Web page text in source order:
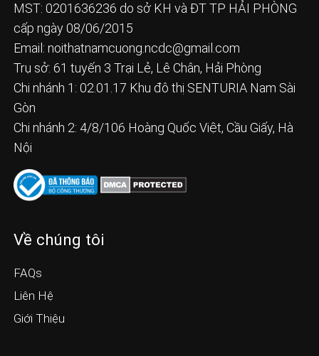
MST: 0201636236 do sở KH và ĐT TP HẢI PHÒNG
cấp ngày 08/06/2015
Email: noithatnamcuong.ncdc@gmail.com
Trụ sở: 61 tuyến 3 Trại Lẻ, Lê Chân, Hải Phòng
Chi nhánh 1: 02.01.17 Khu đô thị SENTURIA Nam Sài
Gòn
Chi nhánh 2: 4/8/106 Hoàng Quốc Việt, Cầu Giấy, Hà
Nội
Về chúng tôi
FAQs
Liên Hệ
Giới Thiệu